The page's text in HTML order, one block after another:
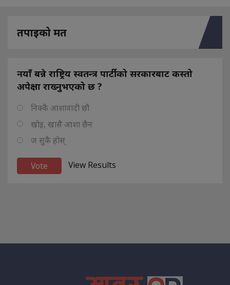
तपाइको मत
नयाँ बन्ने राष्ट्रिय स्वतन्त्र पार्टीको सरकारबाट कस्तो
अपेक्षा राख्नुभएको छ ?
निक्कै आशावादी छौ
खोइ, खासै आशा छैन
ज सुकै होस्
View Results